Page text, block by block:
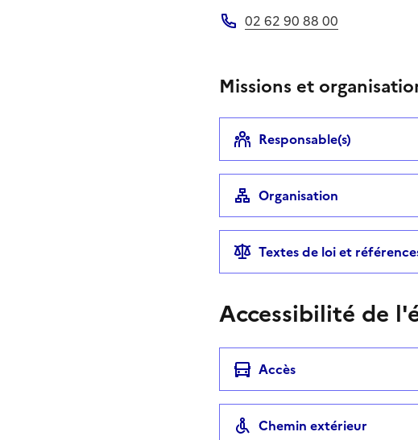
02 62 90 88 00
Missions et
Responsable(s)
Organisation
Textes de loi et
Accessibilité de
Accès
Chemin extérieur